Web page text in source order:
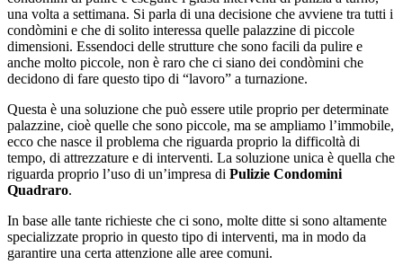
una volta a settimana. Si parla di una decisione che avviene tra tutti i
condòmini e che di solito interessa quelle palazzine di piccole
dimensioni. Essendoci delle strutture che sono facili da pulire e
anche molto piccole, non è raro che ci siano dei condòmini che
decidono di fare questo tipo di “lavoro” a turnazione.
Questa è una soluzione che può essere utile proprio per determinate
palazzine, cioè quelle che sono piccole, ma se ampliamo l’immobile,
ecco che nasce il problema che riguarda proprio la difficoltà di
tempo, di attrezzature e di interventi. La soluzione unica è quella che
riguarda proprio l’uso di un’impresa di Pulizie Condomini
Quadraro.
In base alle tante richieste che ci sono, molte ditte si sono altamente
specializzate proprio in questo tipo di interventi, ma in modo da
garantire una certa attenzione alle aree comuni.